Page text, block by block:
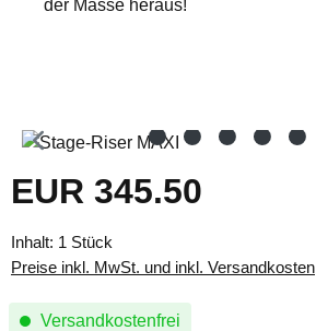
der Masse heraus!
Bildergalerie überspringen
Regulärer Preis:
EUR 345.50
Inhalt: 1 Stück
Preise inkl. MwSt. und inkl. Versandkosten
Versandkostenfrei